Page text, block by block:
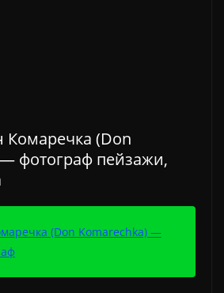
(Don
фотограф пейзажи,
(Don Komarechka) —